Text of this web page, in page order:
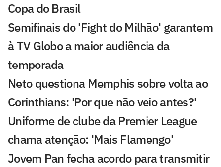
Copa do Brasil
Semifinais do 'Fight do Milhão' garantem
à TV Globo a maior audiência da
temporada
Neto questiona Memphis sobre volta ao
Corinthians: 'Por que não veio antes?'
Uniforme de clube da Premier League
chama atenção: 'Mais Flamengo'
Jovem Pan fecha acordo para transmitir